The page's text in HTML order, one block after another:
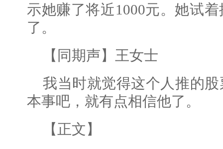
示她赚了将近1000元。她试
了。
【同期声】王女士
我当时就觉得这个人推的
本事吧，就有点相信他了。
【正文】